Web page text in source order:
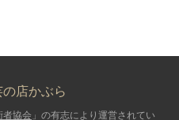
店かぶら
者協会 」の有志により運営されてい